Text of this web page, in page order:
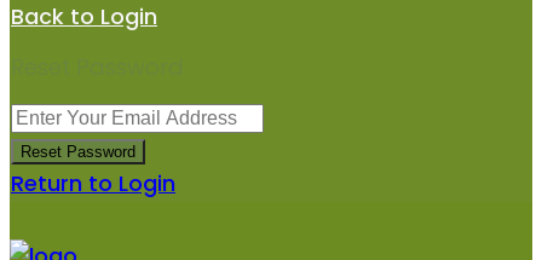
Back to Login
Reset Password
Reset Password
Return to Login